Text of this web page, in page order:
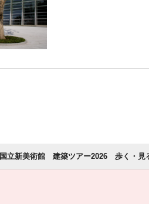
国立新美術館 建築ツアー2026 歩く・見